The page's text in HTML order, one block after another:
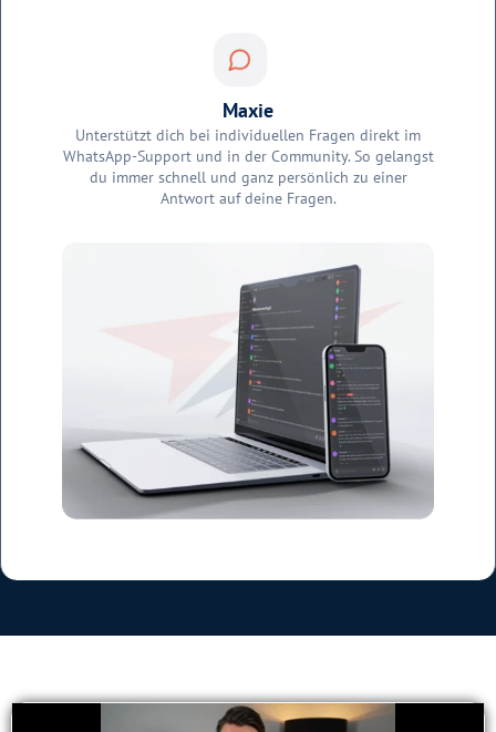
Maxie
Unterstützt dich bei individuellen Fragen direkt im
WhatsApp-Support und in der Community. So gelangst
du immer schnell und ganz persönlich zu einer
Antwort auf deine Fragen.